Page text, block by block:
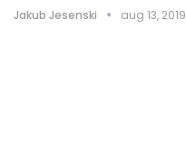
Jakub Jesenski aug 13, 2019